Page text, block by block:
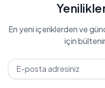
En yeni içeriklerden ve
için